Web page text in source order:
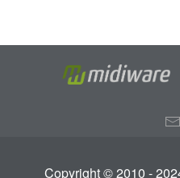
Copyright © 2010 -